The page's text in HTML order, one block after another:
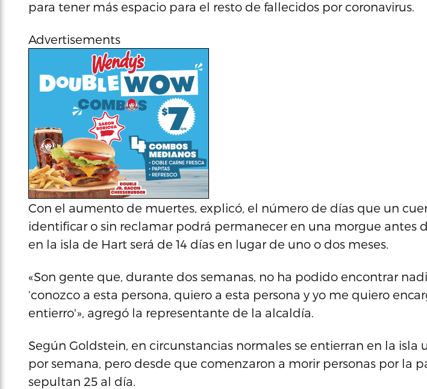
para tener más espacio para el resto de fallecidos por coronavirus.
Advertisements
Con el aumento de muertes, explicó, el número de días que un
identificar o sin reclamar podrá permanecer en una morgue antes
en la isla de Hart será de 14 días en lugar de uno o dos meses.
«Son gente que, durante dos semanas, no ha podido encontrar
‘conozco a esta persona, quiero a esta persona y yo me quiero
entierro'», agregó la representante de la alcaldía.
Según Goldstein, en circunstancias normales se entierran en la isla
por semana, pero desde que comenzaron a morir personas por la
sepultan 25 al día.